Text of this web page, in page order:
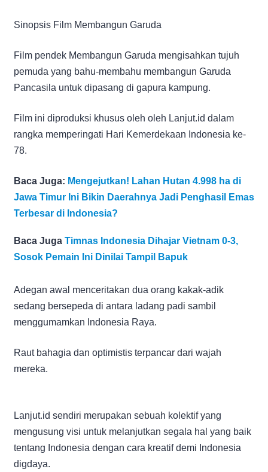
Sinopsis Film Membangun Garuda
Film pendek Membangun Garuda mengisahkan tujuh
pemuda yang bahu-membahu membangun Garuda
Pancasila untuk dipasang di gapura kampung.
Film ini diproduksi khusus oleh oleh Lanjut.id dalam
rangka memperingati Hari Kemerdekaan Indonesia ke-
78.
Baca Juga: Mengejutkan! Lahan Hutan 4.998 ha di
Jawa Timur Ini Bikin Daerahnya Jadi Penghasil Emas
Terbesar di Indonesia?
Baca Juga Timnas Indonesia Dihajar Vietnam 0-3,
Sosok Pemain Ini Dinilai Tampil Bapuk
Adegan awal menceritakan dua orang kakak-adik
sedang bersepeda di antara ladang padi sambil
menggumamkan Indonesia Raya.
Raut bahagia dan optimistis terpancar dari wajah
mereka.
Lanjut.id sendiri merupakan sebuah kolektif yang
mengusung visi untuk melanjutkan segala hal yang baik
tentang Indonesia dengan cara kreatif demi Indonesia
digdaya.